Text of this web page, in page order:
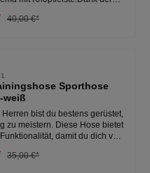
- regulär geschnitten-
40,00 €*
Sporthose
weiß
bist du bestens gerüstet,
zu meistern. Diese Hose bietet
damit du dich voll
mit Kordelzug - seitliche
35,00 €*